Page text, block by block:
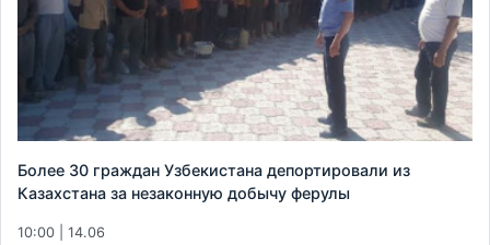
Более 30 граждан Узбекистана депортировали из
Казахстана за незаконную добычу ферулы
10:00 | 14.06